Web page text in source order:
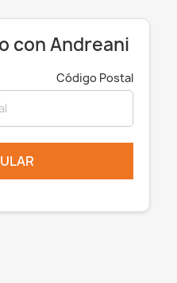
con Andreani
Código Postal
×